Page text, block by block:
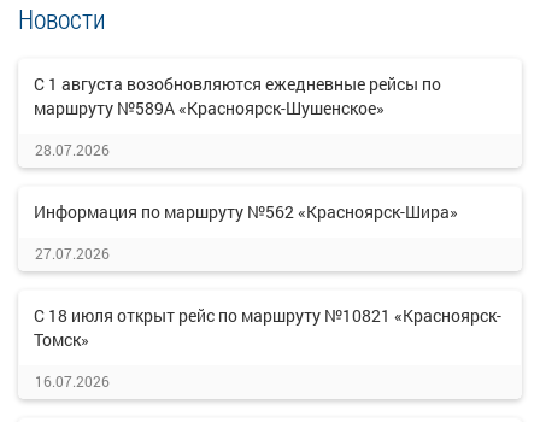
Новости
С 1 августа возобновляются ежедневные рейсы по
маршруту №589А «Красноярск-Шушенское»
28.07.2026
Информация по маршруту №562 «Красноярск-Шира»
27.07.2026
С 18 июля открыт рейс по маршруту №10821 «Красноярск-
Томск»
16.07.2026